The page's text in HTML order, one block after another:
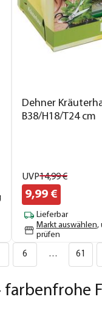
Dehner
B38/H18/T24 cm
UVP14,99€
9,99€
Lieferbar
Markt auswählen,
prüfen
6 … 61